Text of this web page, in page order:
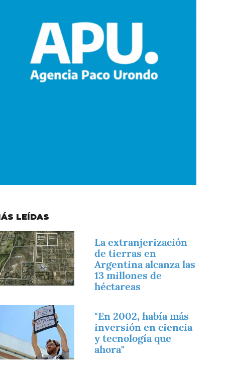
LEÍDAS
La extranjerización
de tierras en
Argentina alcanza las
13 millones de
héctareas
"En 2002, había más
inversión en ciencia
y tecnología que
ahora"